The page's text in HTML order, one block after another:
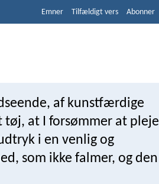
Emner Tilfældigt vers Abonner
af kunstfærdige
tøj, at I forsømmer at pleje
i en venlig og
som ikke falmer, og den